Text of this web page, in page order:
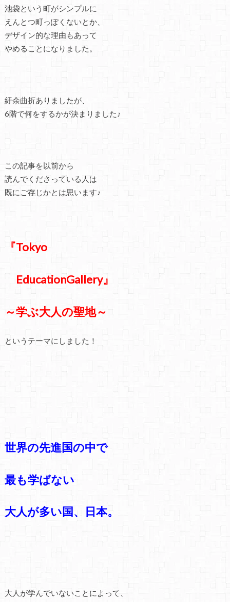
池袋という町がシンプルに
えんとつ町っぽくないとか、
デザイン的な理由もあって
やめることになりました。
紆余曲折ありましたが、
6階で何をするかが決まりました♪
この記事を以前から
読んでくださっている人は
既にご存じかとは思います♪
『Tokyo
EducationGallery』
～学ぶ大人の聖地～
というテーマにしました！
世界の先進国の中で
最も学ばない
大人が多い国、日本。
大人が学んでいないことによって、